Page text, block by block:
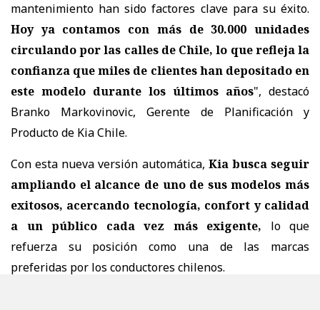
mantenimiento han sido factores clave para su éxito.
Hoy ya contamos con más de 30.000 unidades
circulando por las calles de Chile, lo que refleja la
confianza que miles de clientes han depositado en
este modelo durante los últimos años", destacó
Branko Markovinovic, Gerente de Planificación y
Producto de Kia Chile.
Con esta nueva versión automática, Kia busca seguir
ampliando el alcance de uno de sus modelos más
exitosos, acercando tecnología, confort y calidad
a un público cada vez más exigente, lo que
refuerza su posición como una de las marcas
preferidas por los conductores chilenos.